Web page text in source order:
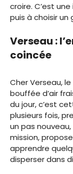
croire. C’est
puis à choisir
Verseau :
coincée
Cher Verseau,
bouffée d’air
du jour, c’est
plusieurs fois,
un pas
mission,
apprendre
disperser dans